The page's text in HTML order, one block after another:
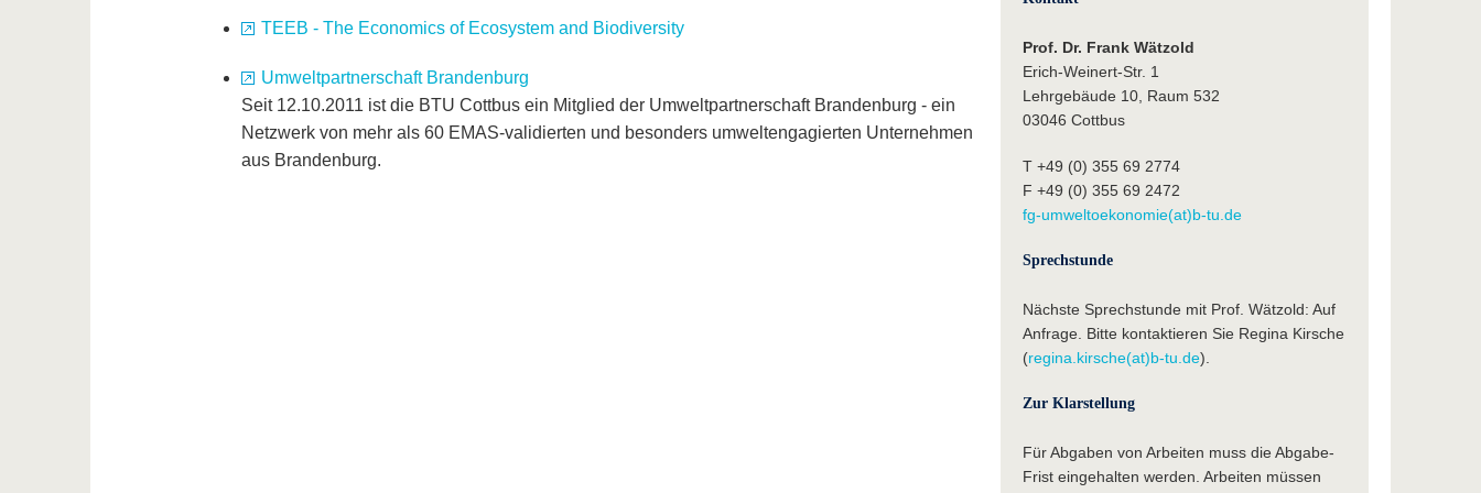
TEEB - The Economics of Ecosystem and Biodiversity
Umweltpartnerschaft Brandenburg
Seit 12.10.2011 ist die BTU Cottbus ein Mitglied der Umweltpartnerschaft Brandenburg - ein
Netzwerk von mehr als 60 EMAS-validierten und besonders umweltengagierten Unternehmen
aus Brandenburg.
Prof. Dr. Frank Wätzold
Erich-Weinert-Str. 1
Lehrgebäude 10, Raum 532
03046 Cottbus
T +49 (0) 355 69 2774
F +49 (0) 355 69 2472
fg-umweltoekonomie(at)b-tu.de
Sprechstunde
Nächste Sprechstunde mit Prof. Wätzold: Auf
Anfrage. Bitte kontaktieren Sie Regina Kirsche
(regina.kirsche(at)b-tu.de).
Zur Klarstellung
Für Abgaben von Arbeiten muss die Abgabe-
Frist eingehalten werden. Arbeiten müssen